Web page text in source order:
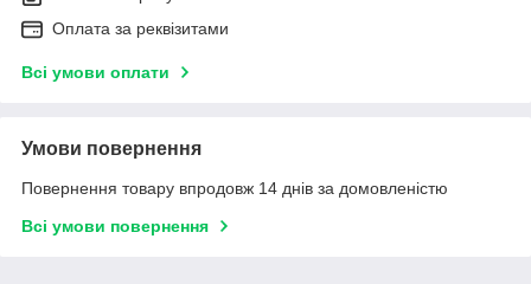
Оплата за реквізитами
Всі умови оплати
Умови повернення
Повернення товару впродовж 14 днів за домовленістю
Всі умови повернення